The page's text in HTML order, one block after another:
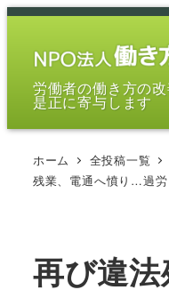
メ
労働者の働き方の
是正に寄与します
ホーム 全投稿一覧
残業、電通へ憤り…過
再び違